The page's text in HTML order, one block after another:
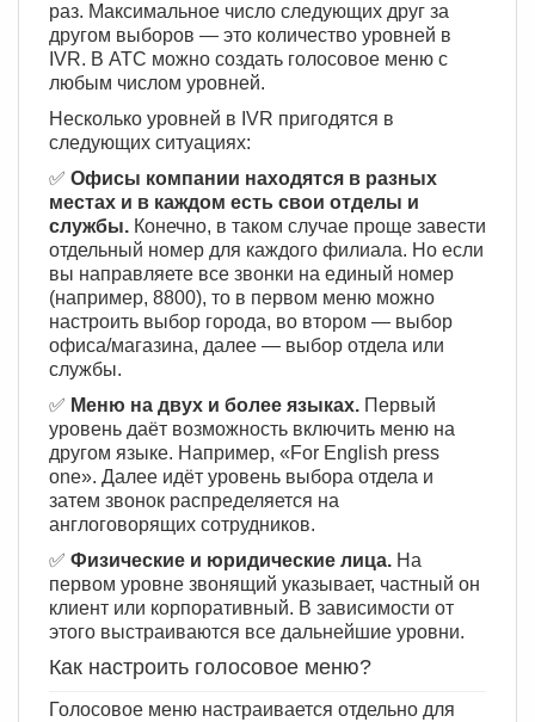
раз. Максимальное число следующих друг за
другом выборов — это количество уровней в
IVR. В АТС можно создать голосовое меню с
любым числом уровней.
Несколько уровней в IVR пригодятся в
следующих ситуациях:
✅ Офисы компании находятся в разных
местах и в каждом есть свои отделы и
службы. Конечно, в таком случае проще завести
отдельный номер для каждого филиала. Но если
вы направляете все звонки на единый номер
(например, 8800), то в первом меню можно
настроить выбор города, во втором — выбор
офиса/магазина, далее — выбор отдела или
службы.
✅ Меню на двух и более языках. Первый
уровень даёт возможность включить меню на
другом языке. Например, «For English press
one». Далее идёт уровень выбора отдела и
затем звонок распределяется на
англоговорящих сотрудников.
✅ Физические и юридические лица. На
первом уровне звонящий указывает, частный он
клиент или корпоративный. В зависимости от
этого выстраиваются все дальнейшие уровни.
Как настроить голосовое меню?
Голосовое меню настраивается отдельно для